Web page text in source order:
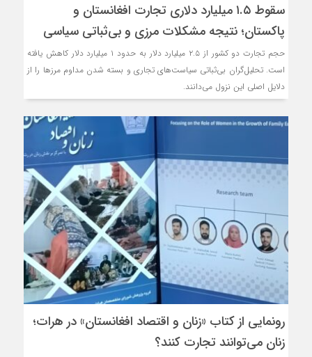
سقوط ۱.۵ میلیارد دلاری تجارت افغانستان و
پاکستان؛ نتیجه مشکلات مرزی و بی‌ثباتی سیاسی
حجم تجارت دو کشور از ۲.۵ میلیارد دلار به حدود ۱ میلیارد دلار کاهش یافته
است. تحلیل‌گران بی‌ثباتی سیاست‌های تجاری و بسته شدن مداوم مرزها را از
دلایل اصلی این نزول می‌دانند.
رونمایی از کتاب «زنان و اقتصاد افغانستان» در هرات؛
زنان می‌توانند تجارت کنند؟